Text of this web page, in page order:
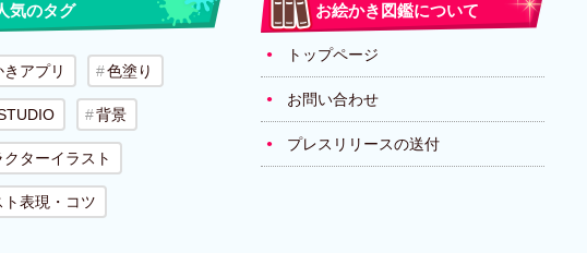
気のタグ
アプリ 色塗り
背景
ターイラスト
ト表現・コツ
お絵かき図鑑について
トップページ
お問い合わせ
プレスリリースの送付